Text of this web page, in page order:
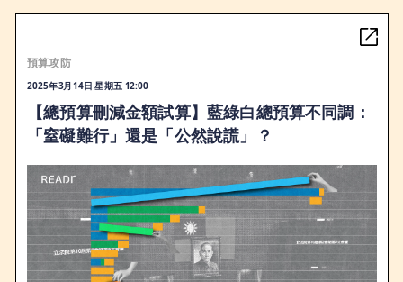
預算攻防
2025年3月14日 星期五 12:00
【總預算刪減金額試算】藍綠白總預算不同調：
「窒礙難行」還是「公然說謊」？